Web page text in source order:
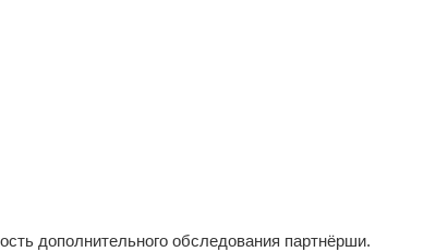
дополнительного обследования партнёрши.